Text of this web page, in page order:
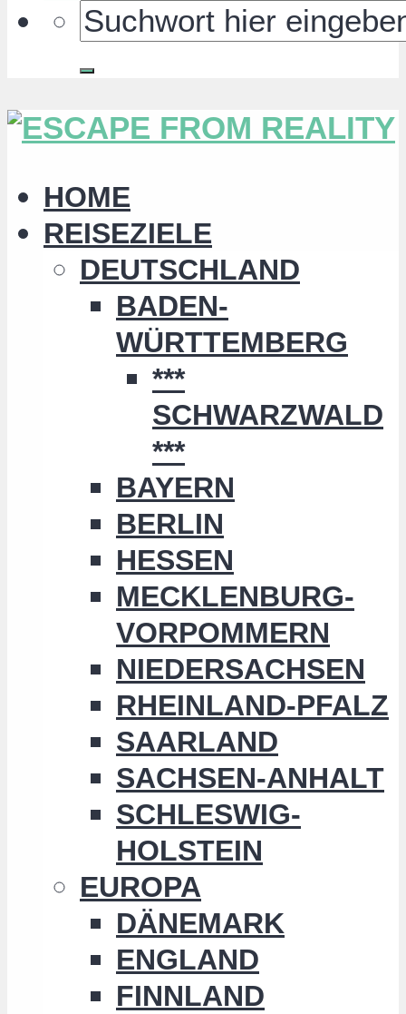
HOME
REISEZIELE
DEUTSCHLAND
BADEN-
WÜRTTEMBERG
***
SCHWARZWALD
***
BAYERN
BERLIN
HESSEN
MECKLENBURG-
VORPOMMERN
NIEDERSACHSEN
RHEINLAND-PFALZ
SAARLAND
SACHSEN-ANHALT
SCHLESWIG-
HOLSTEIN
EUROPA
DÄNEMARK
ENGLAND
FINNLAND